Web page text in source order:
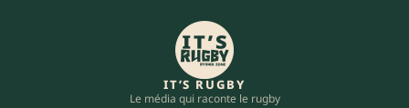
IT’S RUGBY
Le média qui raconte le rugby